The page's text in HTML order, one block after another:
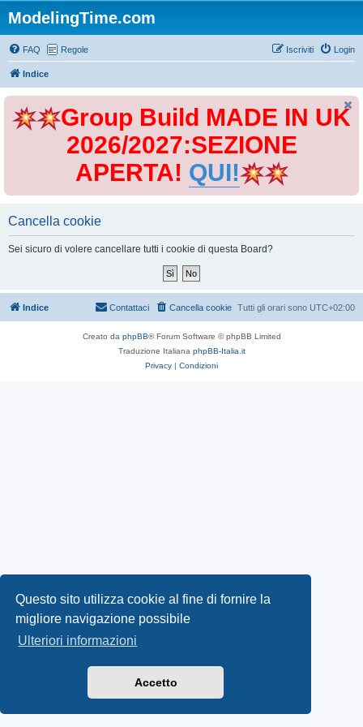
Questo sito utilizza cookie al fine di fornire la
migliore navigazione possibile
Ulteriori informazioni
Accetto
ModelingTime.com
FAQ Regole Login
Iscriviti
Indice
Group Build MADE IN UK
2026/2027:SEZIONE
APERTA! QUI!
Cancella cookie
Sei sicuro di volere cancellare tutti i cookie di questa Board?
Indice Tutti gli orari sono UTC+02:00
Cancella cookie
Contattaci
Creato da phpBB® Forum Software © phpBB Limited
Traduzione Italiana phpBB-Italia.it
Privacy | Condizioni